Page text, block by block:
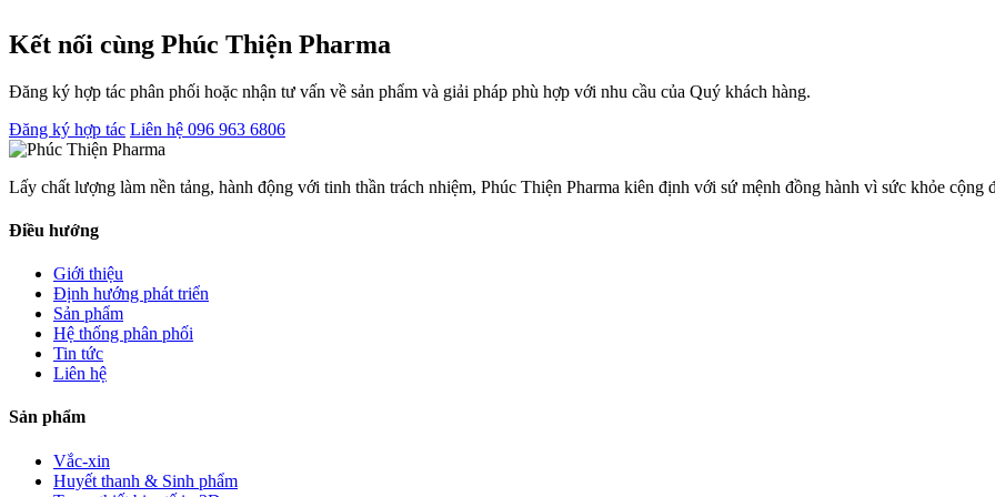
Kết nối cùng Phúc Thiện Pharma
Đăng ký hợp tác phân phối hoặc nhận tư vấn về sản phẩm và giải pháp phù hợp với nhu cầu của Quý khách hàng.
Đăng ký hợp tác Liên hệ 096 963 6806
Lấy chất lượng làm nền tảng, hành động với tinh thần trách nhiệm, Phúc Thiện Pharma kiên định với sứ mệnh đồng hành vì sức khỏe cộng
Điều hướng
Giới thiệu
Định hướng phát triển
Sản phẩm
Hệ thống phân phối
Tin tức
Liên hệ
Sản phẩm
Vắc-xin
Huyết thanh & Sinh phẩm